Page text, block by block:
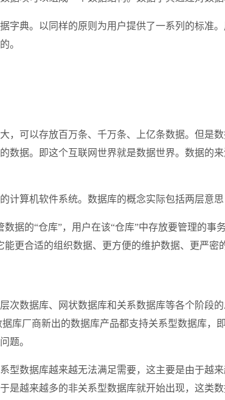
字典。以同样的原则为用户提供了一系列的标
。
，可以存放百万条、千万条、上亿条数据。但
数据。即这个互联网世界就是数据世界。数据的
计算机软件系统。数据库的概念实际包括两层意思
据的“仓库”，用户在该“仓库”中存放要管理的事
更合适的组织数据、更方便的维护数据、更严密
次数据库、网状数据库和关系数据库等各个阶
库厂商新出的数据库产品都支持关系型数据库
题。
型数据库越来越无法满足需要，这主要是由于
是越来越多的非关系型数据库就开始出现，这